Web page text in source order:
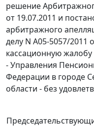
решение
от 19.07.2011 и
арбитражного
делу N А05-5057/2011
кассационную
- Управления
Федерации в городе
области - без